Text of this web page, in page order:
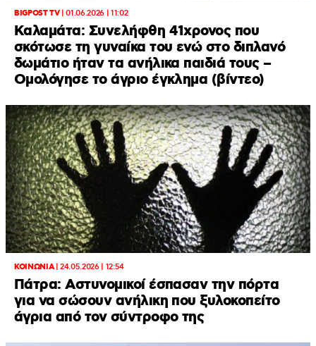
BIGPOST TV|01.06.2026 | 11:02
Καλαμάτα: Συνελήφθη 41χρονος που
σκότωσε τη γυναίκα του ενώ στο διπλανό
δωμάτιο ήταν τα ανήλικα παιδιά τους –
Ομολόγησε το άγριο έγκλημα (βίντεο)
ΚΟΙΝΩΝΙΑ|24.05.2026 | 12:54
Πάτρα: Αστυνομικοί έσπασαν την πόρτα
για να σώσουν ανήλικη που ξυλοκοπείτο
άγρια από τον σύντροφο της